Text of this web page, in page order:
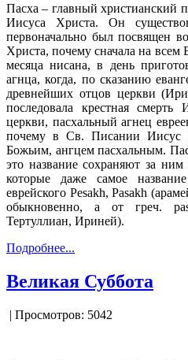
Пасха – главный христианский
Иисуса Христа. Он
первоначально был посвящен
Христа, почему сначала на всем
месяца нисана, в день
агнца, когда, по сказанию
древнейших отцов церкви
последовала крестная
церкви, пасхальный агнец
почему в Св. Писании Иисус
Божьим, ангцем пасхальным.
это название сохраняют за
которые даже самое
еврейского Pesakh, Pasakh
обыкновенно, а от греч.
Тертуллиан, Ириней).
Подробнее...
Великая Суббота
| Просмотров: 5042